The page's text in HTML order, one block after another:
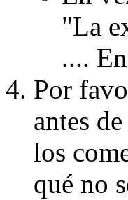
"La
....
Por
antes
los
qué no